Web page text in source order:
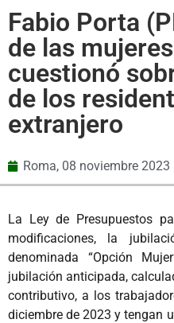
Fabio Porta
de las
cuestionó
de los
extranjero
Roma, 08 noviembre 2023
La Ley de Presupuestos
modificaciones, la
denominada “Opción
jubilación anticipada,
contributivo, a los
diciembre de 2023 y tengan